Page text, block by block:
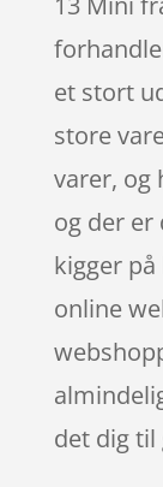
et stort
store
varer, og
og der er
kigger
online
det dig til